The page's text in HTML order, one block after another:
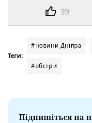
39
Теги:
#новини Дніпра
#обстріл
Підпишіться на